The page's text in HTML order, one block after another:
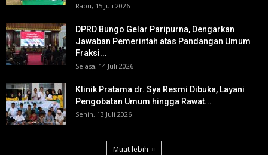
Rabu, 15 Juli 2026
DPRD Bungo Gelar Paripurna, Dengarkan
Jawaban Pemerintah atas Pandangan Umum
Fraksi...
Selasa, 14 Juli 2026
Klinik Pratama dr. Sya Resmi Dibuka, Layani
Pengobatan Umum hingga Rawat...
Senin, 13 Juli 2026
Muat lebih